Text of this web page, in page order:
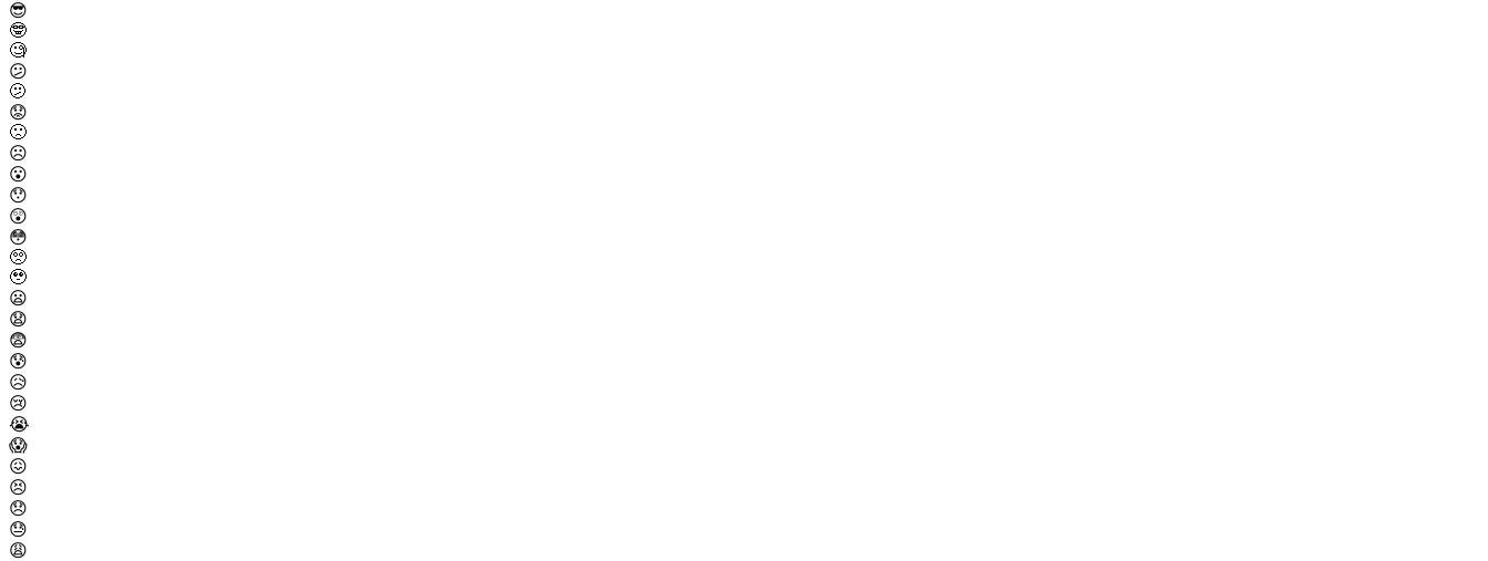
😎
🤓
🧐
😕
🫤
😟
🙁
☹️
😮
😯
😲
😳
🥺
🥹
😦
😧
😨
😰
😥
😢
😭
😱
😖
😣
😞
😓
😩